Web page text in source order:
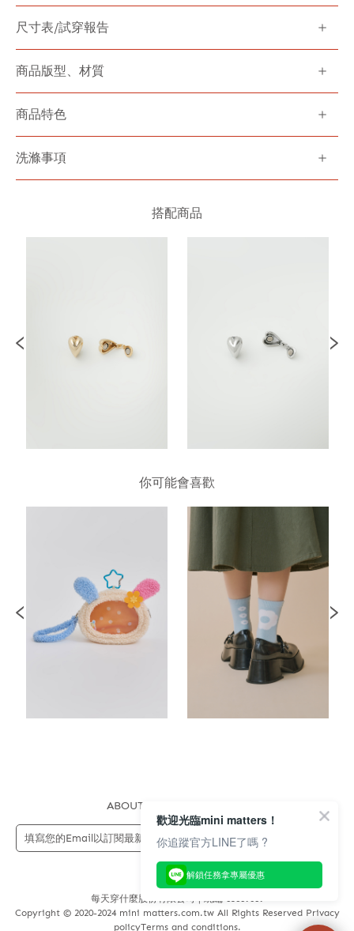
尺寸表/試穿報告
商品版型、材質
商品特色
洗滌事項
搭配商品
你可能會喜歡
ABOUT US
每天穿什麼股份有限公司 | 統編 83689089
Copyright © 2020-2024 mini matters.com.tw All Rights Reserved Privacy
policyTerms and conditions.
歡迎光臨mini matters！
你追蹤官方LINE了嗎 ?
解鎖任務拿專屬優惠